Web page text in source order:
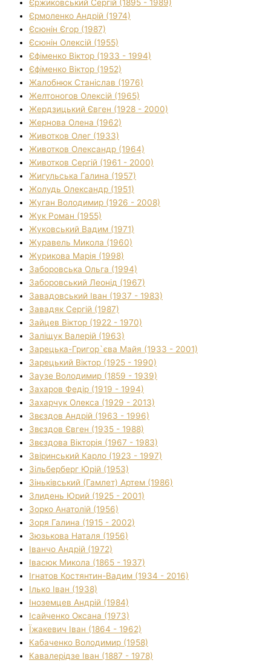
Єржиковський Сергій (1895 - 1989)
Єрмоленко Андрій (1974)
Єсюнін Єгор (1987)
Єсюнін Олексій (1955)
Єфіменко Віктор (1933 - 1994)
Єфіменко Віктор (1952)
Жалобнюк Станіслав (1976)
Желтоногов Олексій (1965)
Жердзицький Євген (1928 - 2000)
Жернова Олена (1962)
Животков Олег (1933)
Животков Олександр (1964)
Животков Сергій (1961 - 2000)
Жигульська Галина (1957)
Жолудь Олександр (1951)
Жуган Володимир (1926 - 2008)
Жук Роман (1955)
Жуковський Вадим (1971)
Журавель Микола (1960)
Журикова Марія (1998)
Заборовська Ольга (1994)
Заборовський Леонід (1967)
Завадовський Іван (1937 - 1983)
Завадяк Сергій (1987)
Зайцев Віктор (1922 - 1970)
Заліщук Валерій (1963)
Зарецька-Григор`єва Майя (1933 - 2001)
Зарецький Віктор (1925 - 1990)
Заузе Володимир (1859 - 1939)
Захаров Федір (1919 - 1994)
Захарчук Олекса (1929 - 2013)
Звєздов Андрій (1963 - 1996)
Звєздов Євген (1935 - 1988)
Звєздова Вікторія (1967 - 1983)
Звіринський Карло (1923 - 1997)
Зільберберг Юрій (1953)
Зіньківський (Гамлет) Артем (1986)
Злидень Юрий (1925 - 2001)
Зорко Анатолій (1956)
Зоря Галина (1915 - 2002)
Зюзькова Наталя (1956)
Іванчо Андрій (1972)
Івасюк Микола (1865 - 1937)
Ігнатов Костянтин-Вадим (1934 - 2016)
Ілько Іван (1938)
Іноземцев Андрій (1984)
Ісайченко Оксана (1973)
Їжакевич Іван (1864 - 1962)
Кабаченко Володимир (1958)
Кавалерідзе Іван (1887 - 1978)